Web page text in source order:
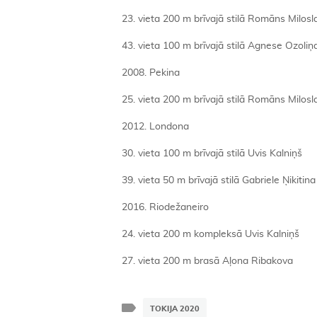
23. vieta 200 m brīvajā stilā Romāns
43. vieta 100 m brīvajā stilā Agnese
2008. Pekina
25. vieta 200 m brīvajā stilā Romāns
2012. Londona
30. vieta 100 m brīvajā stilā Uvis Kalniņš
39. vieta 50 m brīvajā stilā Gabriele Ņikitina
2016. Riodežaneiro
24. vieta 200 m kompleksā Uvis Kalniņš
27. vieta 200 m brasā Aļona Ribakova
TOKIJA 2020